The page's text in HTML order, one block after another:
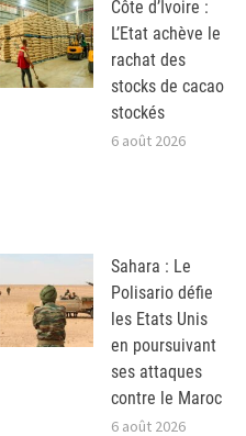
Côte d’Ivoire :
L’Etat achève le
rachat des
stocks de cacao
stockés
6 août 2026
Sahara : Le
Polisario défie
les Etats Unis
en poursuivant
ses attaques
contre le Maroc
6 août 2026